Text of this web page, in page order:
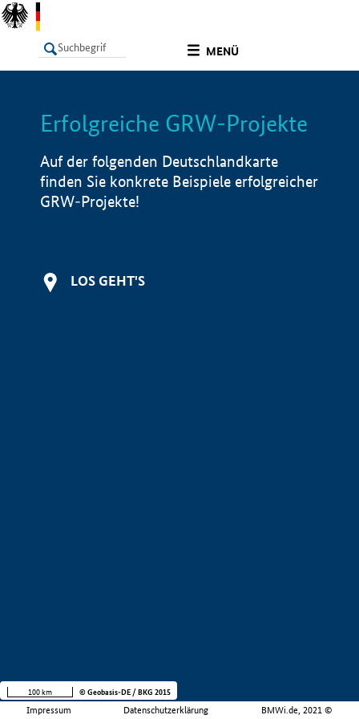
MENÜ
LISTE Info
Erfolgreiche GRW-Projekte
Auf der folgenden Deutschlandkarte
finden Sie konkrete Beispiele erfolgreicher
GRW-Projekte!
LOS GEHT'S
Impressum Datenschutzerklärung BMWi.de, 2021 ©
100 km © Geobasis-DE / BKG 2015